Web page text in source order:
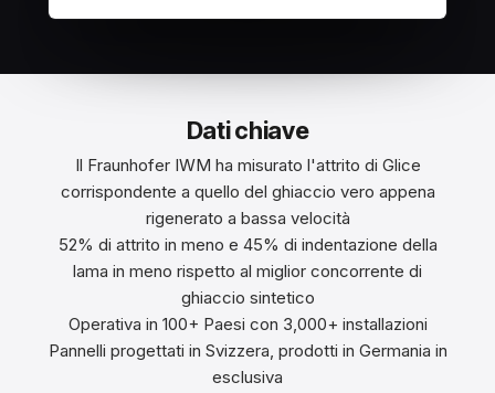
Dati chiave
Il Fraunhofer IWM ha misurato l'attrito di Glice
corrispondente a quello del ghiaccio vero appena
rigenerato a bassa velocità
52% di attrito in meno e 45% di indentazione della
lama in meno rispetto al miglior concorrente di
ghiaccio sintetico
Operativa in 100+ Paesi con 3,000+ installazioni
Pannelli progettati in Svizzera, prodotti in Germania in
esclusiva